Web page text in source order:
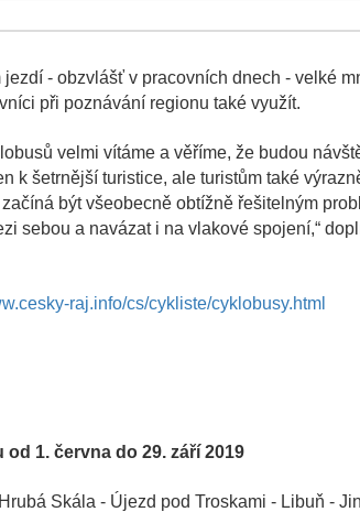
- obzvlášť v pracovních dnech - velké
při poznávání regionu také využít.
velmi vítáme a věříme, že budou
k šetrnější turistice, ale turistům také
být všeobecně obtížně řešitelným
sebou a navázat i na vlakové spojení,“
raj.info/cs/cykliste/cyklobusy.html
1. června do 29. září 2019
Skála - Újezd pod Troskami - Libuň -